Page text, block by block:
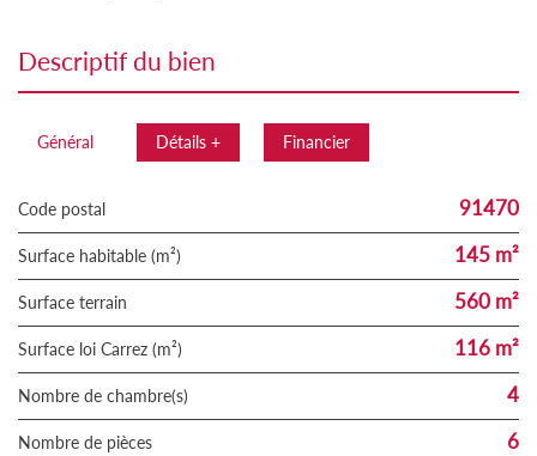
descriptif du bien
Général Détails + Financier
Code postal 91470
Surface habitable (m²) 145 m²
surface terrain 560 m²
Surface loi Carrez (m²) 116 m²
Nombre de chambre(s) 4
Nombre de pièces 6